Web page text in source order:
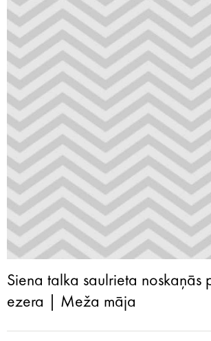
Siena talka saulrieta noskaņās
ezera | Meža māja